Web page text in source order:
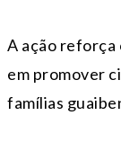
A ação reforça
em promover
famílias